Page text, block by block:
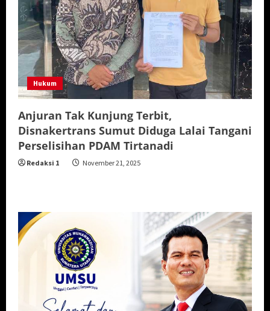
Hukum
Anjuran Tak Kunjung Terbit,
Disnakertrans Sumut Diduga Lalai Tangani
Perselisihan PDAM Tirtanadi
Redaksi 1 November 21, 2025